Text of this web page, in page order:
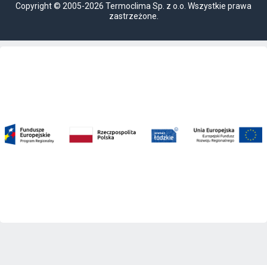
Copyright © 2005-2026 Termoclima Sp. z o.o. Wszystkie prawa
zastrzeżone.